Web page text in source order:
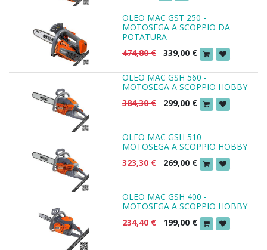
OLEO MAC GST 250 -
MOTOSEGA A SCOPPIO DA
POTATURA
474,80€ 339,00 €
OLEO MAC GSH 560 -
MOTOSEGA A SCOPPIO HOBBY
384,30€ 299,00 €
OLEO MAC GSH 510 -
MOTOSEGA A SCOPPIO HOBBY
323,30€ 269,00 €
OLEO MAC GSH 400 -
MOTOSEGA A SCOPPIO HOBBY
234,40€ 199,00 €